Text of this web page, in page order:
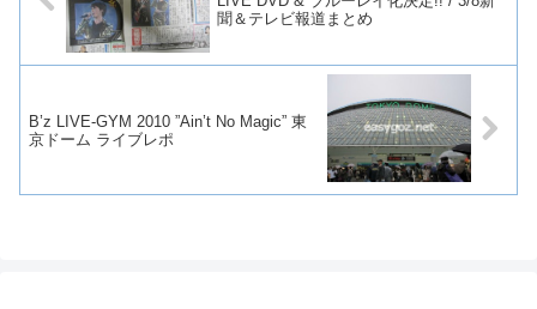
聞＆テレビ報道まとめ
B’z LIVE-GYM 2010 ”Ain’t No Magic” 東
京ドーム ライブレポ